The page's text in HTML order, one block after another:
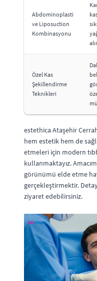
Abdominoplasti
ve Liposuction
Kombinasyonu
Özel Kas
Şekillendirme
Teknikleri
estethica Ataşehir
hem estetik hem de
etmeleri için modern
kullanmaktayız.
görünümü elde etme
gerçekleştirmektir.
ziyaret edebilirsiniz.